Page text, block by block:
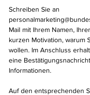
Schreiben Sie an
Mail mit Ihrem Namen,
kurzen Motivation, warum
wollen. Im Anschluss
eine
Informationen.
Auf den entsprechenden